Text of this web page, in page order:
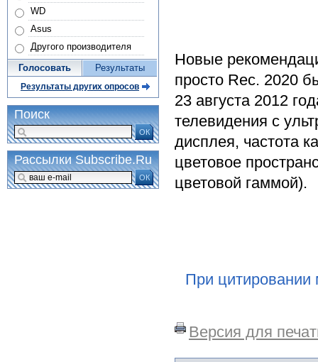
Новые
просто Rec. 2020
23 августа 2012
телевидения с
дисплея, частота
цветовое
цветовой гаммой).
При цитировании
Версия для
WD
Asus
Другого производителя
Голосовать Результаты
Результаты других опросов
Поиск
ОК
Рассылки Subscribe.Ru
ОК